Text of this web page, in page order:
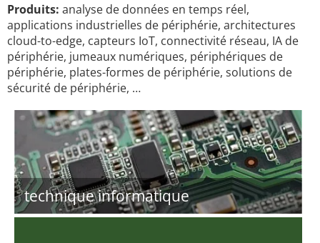
Produits: analyse de données en temps réel,
applications industrielles de périphérie, architectures
cloud-to-edge, capteurs IoT, connectivité réseau, IA de
périphérie, jumeaux numériques, périphériques de
périphérie, plates-formes de périphérie, solutions de
sécurité de périphérie, …
technique informatique